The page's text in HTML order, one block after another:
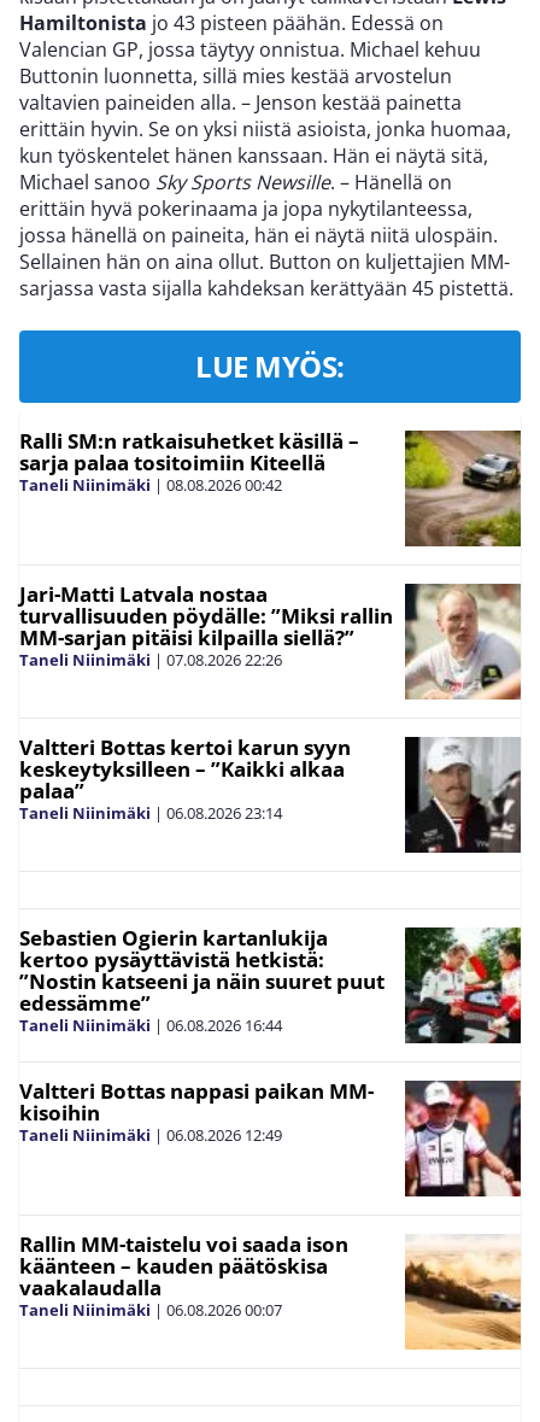
Hamiltonista jo 43 pisteen päähän. Edessä on
Valencian GP, jossa täytyy onnistua. Michael kehuu
Buttonin luonnetta, sillä mies kestää arvostelun
valtavien paineiden alla. – Jenson kestää painetta
erittäin hyvin. Se on yksi niistä asioista, jonka huomaa,
kun työskentelet hänen kanssaan. Hän ei näytä sitä,
Michael sanoo Sky Sports Newsille. – Hänellä on
erittäin hyvä pokerinaama ja jopa nykytilanteessa,
jossa hänellä on paineita, hän ei näytä niitä ulospäin.
Sellainen hän on aina ollut. Button on kuljettajien MM-
sarjassa vasta sijalla kahdeksan kerättyään 45 pistettä.
LUE MYÖS:
Ralli SM:n ratkaisuhetket käsillä –
sarja palaa tositoimiin Kiteellä
Taneli Niinimäki | 08.08.202600:42
Jari-Matti Latvala nostaa
turvallisuuden pöydälle: ”Miksi rallin
MM-sarjan pitäisi kilpailla siellä?”
Taneli Niinimäki | 07.08.202622:26
Valtteri Bottas kertoi karun syyn
keskeytyksilleen – ”Kaikki alkaa
palaa”
Taneli Niinimäki | 06.08.202623:14
Sebastien Ogierin kartanlukija
kertoo pysäyttävistä hetkistä:
”Nostin katseeni ja näin suuret puut
edessämme”
Taneli Niinimäki | 06.08.2026 16:44
Valtteri Bottas nappasi paikan MM-
kisoihin
Taneli Niinimäki | 06.08.2026 12:49
Rallin MM-taistelu voi saada ison
käänteen – kauden päätöskisa
vaakalaudalla
Taneli Niinimäki | 06.08.202600:07